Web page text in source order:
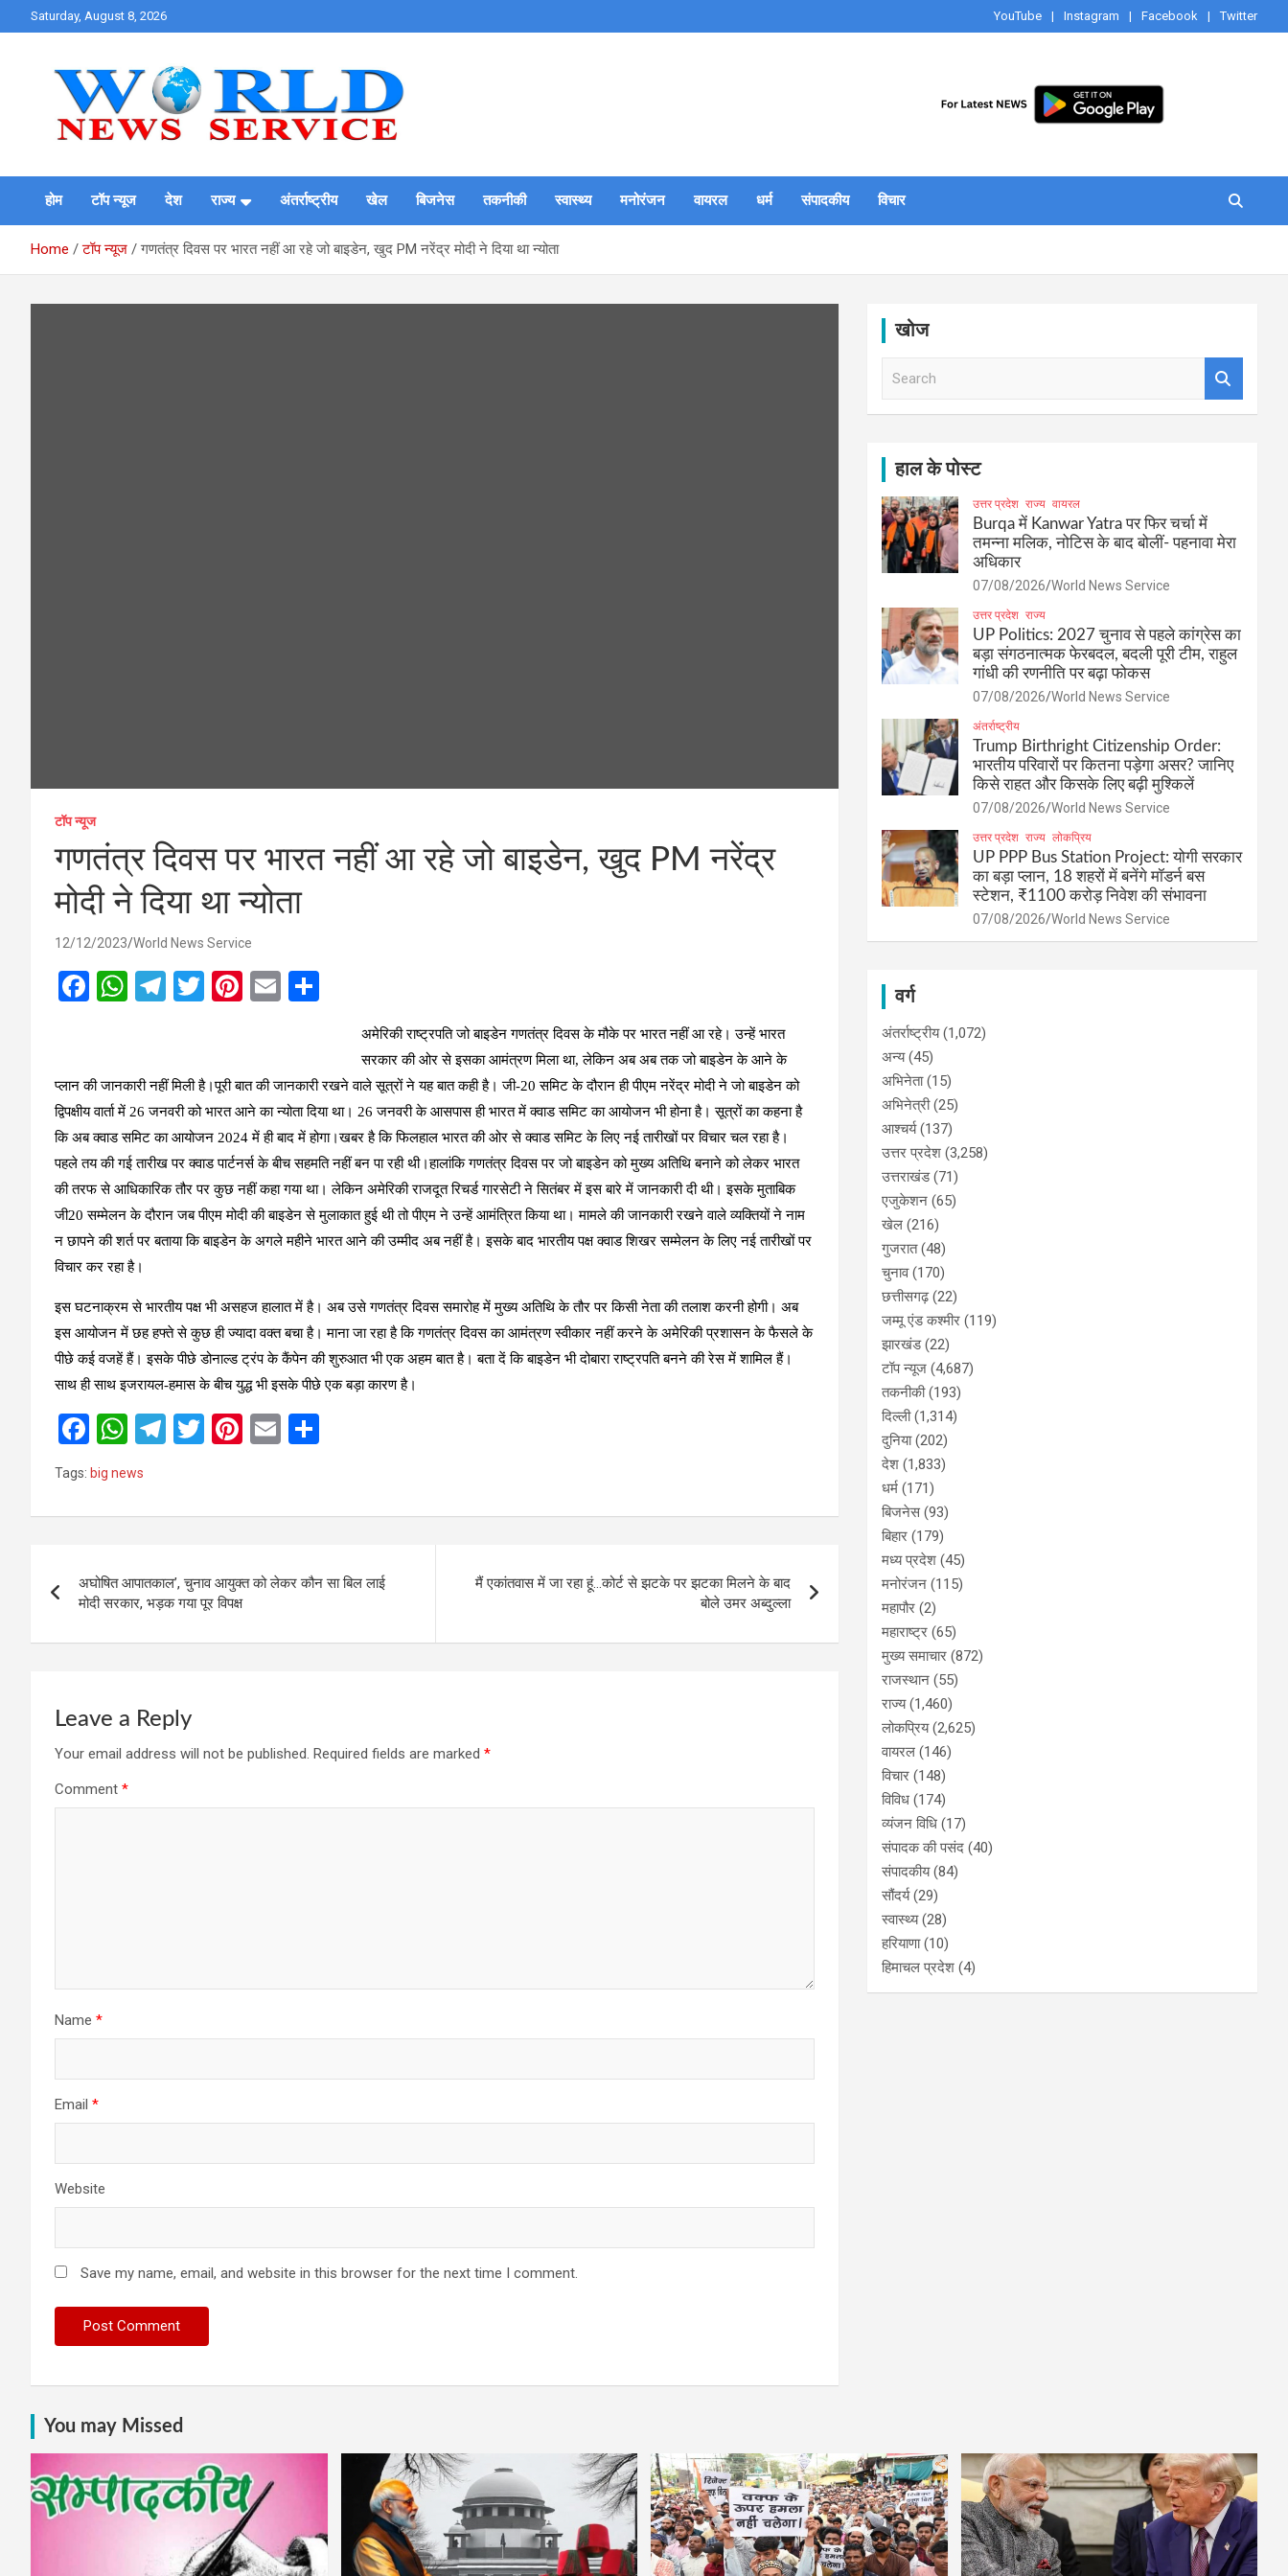
to
Saturday, August 8, 2026 YouTube Instagram Facebook Twitter
World News Service
होम टॉप न्यूज देश राज्य अंतर्राष्ट्रीय खेल बिजनेस तकनीकी स्वास्थ्य मनोरंजन वायरल धर्म संपादकीय विचार
Home टॉप न्यूज गणतंत्र दिवस पर भारत नहीं आ रहे जो बाइडेन, खुद PM नरेंद्र मोदी ने दिया था न्योता
टॉप न्यूज
गणतंत्र दिवस पर भारत नहीं आ रहे जो बाइडेन, खुद PM नरेंद्र
मोदी ने दिया था न्योता
12/12/2023 World News Service
F
b
o
o
k
W
s
A
p
p
T
gr
a
m
T
er
Pi
es
t
E
e
अमेरिकी राष्ट्रपति जो बाइडेन गणतंत्र दिवस के मौके पर भारत नहीं आ रहे। उन्हें भारत
सरकार की ओर से इसका आमंत्रण मिला था, लेकिन अब अब तक जो बाइडेन के आने के
प्लान की जानकारी नहीं मिली है।पूरी बात की जानकारी रखने वाले सूत्रों ने यह बात कही है। जी-20 समिट के दौरान ही पीएम नरेंद्र मोदी ने जो बाइडेन को
द्विपक्षीय वार्ता में 26 जनवरी को भारत आने का न्योता दिया था। 26 जनवरी के आसपास ही भारत में क्वाड समिट का आयोजन भी होना है। सूत्रों का कहना है
कि अब क्वाड समिट का आयोजन 2024 में ही बाद में होगा।खबर है कि फिलहाल भारत की ओर से क्वाड समिट के लिए नई तारीखों पर विचार चल रहा है।
पहले तय की गई तारीख पर क्वाड पार्टनर्स के बीच सहमति नहीं बन पा रही थी।हालांकि गणतंत्र दिवस पर जो बाइडेन को मुख्य अतिथि बनाने को लेकर भारत
की तरफ से आधिकारिक तौर पर कुछ नहीं कहा गया था। लेकिन अमेरिकी राजदूत रिचर्ड गारसेटी ने सितंबर में इस बारे में जानकारी दी थी। इसके मुताबिक
जी20 सम्मेलन के दौरान जब पीएम मोदी की बाइडेन से मुलाकात हुई थी तो पीएम ने उन्हें आमंत्रित किया था। मामले की जानकारी रखने वाले व्यक्तियों ने नाम
न छापने की शर्त पर बताया कि बाइडेन के अगले महीने भारत आने की उम्मीद अब नहीं है। इसके बाद भारतीय पक्ष क्वाड शिखर सम्मेलन के लिए नई तारीखों पर
विचार कर रहा है।
इस घटनाक्रम से भारतीय पक्ष भी असहज हालात में है। अब उसे गणतंत्र दिवस समारोह में मुख्य अतिथि के तौर पर किसी नेता की तलाश करनी होगी। अब
इस आयोजन में छह हफ्ते से कुछ ही ज्यादा वक्त बचा है। माना जा रहा है कि गणतंत्र दिवस का आमंत्रण स्वीकार नहीं करने के अमेरिकी प्रशासन के फैसले के
पीछे कई वजहें हैं। इसके पीछे डोनाल्ड ट्रंप के कैंपेन की शुरुआत भी एक अहम बात है। बता दें कि बाइडेन भी दोबारा राष्ट्रपति बनने की रेस में शामिल हैं।
साथ ही साथ इजरायल-हमास के बीच युद्ध भी इसके पीछे एक बड़ा कारण है।
F
a
ce
b
o
k
W
at
s
p
p
T
gr
m
T
er
Pi
es
E
e
Tags: big news
navigation
अघोषित आपातकाल’, चुनाव आयुक्त को लेकर कौन सा बिल लाई
मोदी सरकार, भड़क गया पूर विपक्ष
मैं एकांतवास में जा रहा हूं…कोर्ट से झटके पर झटका मिलने के बाद
बोले उमर अब्दुल्ला
Leave a Reply
Your email address will not be published. Required fields are marked *
Comment *
Name *
Email *
Website
Save my name, email, and website in this browser for the next time I comment.
खोज
हाल के पोस्ट
उत्तर प्रदेश राज्य वायरल
Burqa में Kanwar Yatra पर फिर चर्चा में
तमन्ना मलिक, नोटिस के बाद बोलीं- पहनावा मेरा
अधिकार
07/08/2026 World News Service
उत्तर प्रदेश राज्य
UP Politics: 2027 चुनाव से पहले कांग्रेस का
बड़ा संगठनात्मक फेरबदल, बदली पूरी टीम, राहुल
गांधी की रणनीति पर बढ़ा फोकस
07/08/2026 World News Service
अंतर्राष्ट्रीय
Trump Birthright Citizenship Order:
भारतीय परिवारों पर कितना पड़ेगा असर? जानिए
किसे राहत और किसके लिए बढ़ी मुश्किलें
07/08/2026 World News Service
उत्तर प्रदेश राज्य लोकप्रिय
UP PPP Bus Station Project: योगी सरकार
का बड़ा प्लान, 18 शहरों में बनेंगे मॉडर्न बस
स्टेशन, ₹1100 करोड़ निवेश की संभावना
07/08/2026 World News Service
वर्ग
अंतर्राष्ट्रीय(1,072)
अन्य(45)
अभिनेता(15)
अभिनेत्री(25)
आश्चर्य(137)
उत्तर प्रदेश (3,258)
उत्तराखंड(71)
एजुकेशन (65)
खेल (216)
गुजरात(48)
चुनाव(170)
छत्तीसगढ़(22)
जम्मू एंड कश्मीर (119)
झारखंड(22)
टॉप न्यूज (4,687)
तकनीकी(193)
दिल्ली(1,314)
दुनिया(202)
देश (1,833)
धर्म (171)
बिजनेस(93)
बिहार (179)
मध्य प्रदेश (45)
मनोरंजन (115)
महापौर (2)
महाराष्ट्र (65)
मुख्य समाचार (872)
राजस्थान (55)
राज्य(1,460)
लोकप्रिय(2,625)
वायरल (146)
विचार (148)
विविध (174)
व्यंजन विधि (17)
संपादक की पसंद (40)
संपादकीय(84)
सौंदर्य(29)
स्वास्थ्य(28)
हरियाणा(10)
हिमाचल प्रदेश (4)
You may Missed